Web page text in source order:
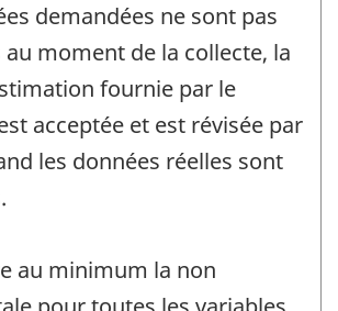
demandées ne sont pas
moment de la collecte, la
fournie par le
acceptée et est révisée par
les données réelles sont
au minimum la non